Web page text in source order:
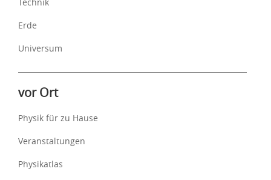
Erde
Universum
vor Ort
Physik für zu Hause
Veranstaltungen
Physikatlas